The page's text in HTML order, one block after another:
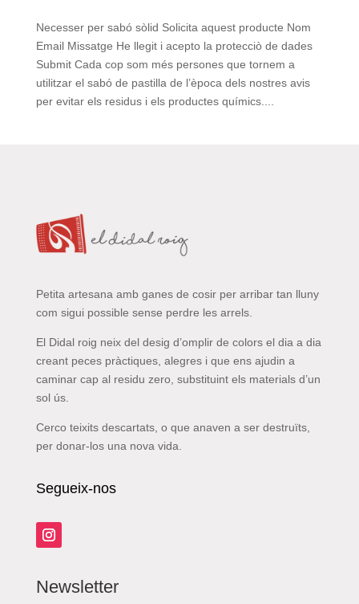
Necesser per sabó sòlid Solicita aquest producte Nom
Email Missatge He llegit i acepto la protecciò de dades
Submit Cada cop som més persones que tornem a
utilitzar el sabó de pastilla de l’època dels nostres avis
per evitar els residus i els productes químics....
Petita artesana amb ganes de cosir per arribar tan lluny
com sigui possible sense perdre les arrels.
El Didal roig neix del desig d’omplir de colors el dia a dia
creant peces pràctiques, alegres i que ens ajudin a
caminar cap al residu zero, substituint els materials d’un
sol ús.
Cerco teixits descartats, o que anaven a ser destruïts,
per donar-los una nova vida.
Segueix-nos
Newsletter